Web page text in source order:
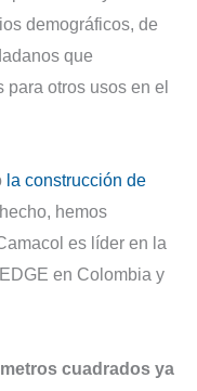
demográficos, de
que
otros usos en el
la construcción de
hemos
es líder en la
en Colombia y
cuadrados ya